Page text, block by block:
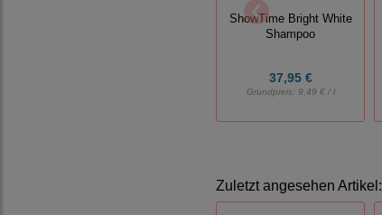
ShowTime Bright White
Shampoo
37,95 €
Grundpreis: 9,49 € / l
Zuletzt angesehen Artikel: